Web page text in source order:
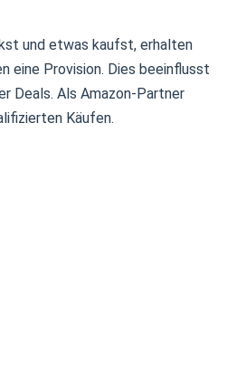
und etwas kaufst, erhalten
eine Provision. Dies beeinflusst
Deals. Als Amazon-Partner
Käufen.